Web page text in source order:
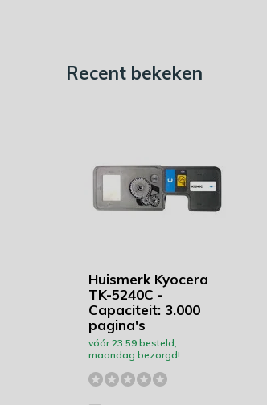
Recent bekeken
Huismerk Kyocera
TK-5240C -
Capaciteit: 3.000
pagina's
vóór 23:59 besteld,
maandag bezorgd!